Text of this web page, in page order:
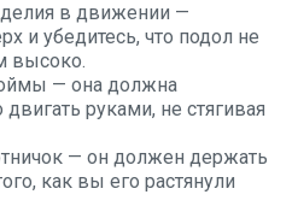
в движении —
и убедитесь, что подол не
высоко.
— она должна
руками, не стягивая
— он должен держать
как вы его растянули